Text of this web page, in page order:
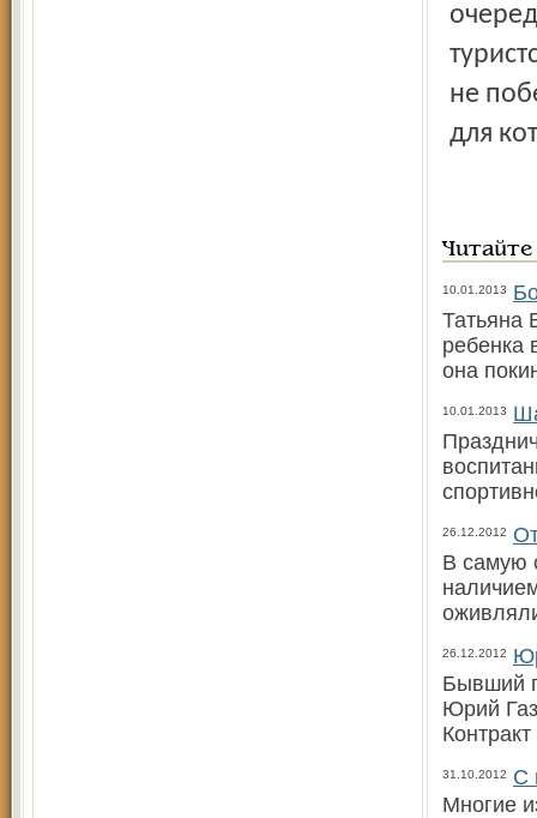
не
для
10.01.2013
Татьяна
ребенка
она
10.01.2013
26.12.2012
В самую
26.12.2012
Бывший
Юрий
Контракт
31.10.2012
С
Многие